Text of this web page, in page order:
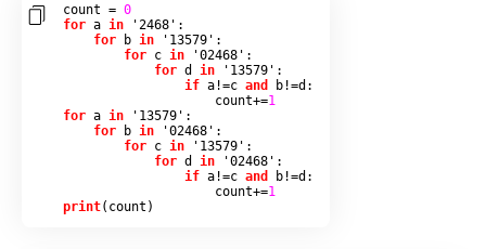
count = 0
for a in '2468' :
for b in '13579' :
for c in '02468' :
for d in '13579' :
if a !=c and b !=d :
                    count
+=1
for a in '13579' :
for b in '02468' :
for c in '13579' :
for d in '02468' :
if a !=c and b !=d :
                    count
+=1
print( count )